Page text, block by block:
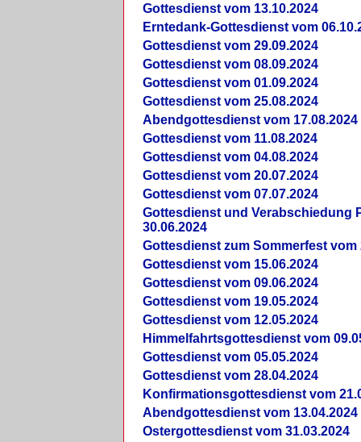
Gottesdienst vom 13.10.2024
Erntedank-Gottesdienst vom
Gottesdienst vom 29.09.2024
Gottesdienst vom 08.09.2024
Gottesdienst vom 01.09.2024
Gottesdienst vom 25.08.2024
Abendgottesdienst vom 17.08.2024
Gottesdienst vom 11.08.2024
Gottesdienst vom 04.08.2024
Gottesdienst vom 20.07.2024
Gottesdienst vom 07.07.2024
Gottesdienst und Verabschiedung
30.06.2024
Gottesdienst zum Sommerfest vom
Gottesdienst vom 15.06.2024
Gottesdienst vom 09.06.2024
Gottesdienst vom 19.05.2024
Gottesdienst vom 12.05.2024
Himmelfahrtsgottesdienst vom
Gottesdienst vom 05.05.2024
Gottesdienst vom 28.04.2024
Konfirmationsgottesdienst vom
Abendgottesdienst vom 13.04.2024
Ostergottesdienst vom 31.03.2024